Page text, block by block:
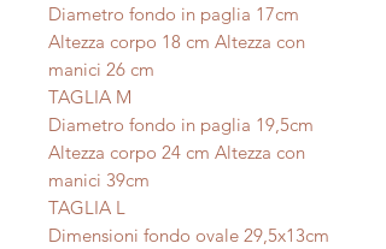
Diametro fondo in paglia 17cm
Altezza corpo 18 cm Altezza con
manici 26 cm
TAGLIA M
Diametro fondo in paglia 19,5cm
Altezza corpo 24 cm Altezza con
manici 39cm
TAGLIA L
Dimensioni fondo ovale 29,5x13cm